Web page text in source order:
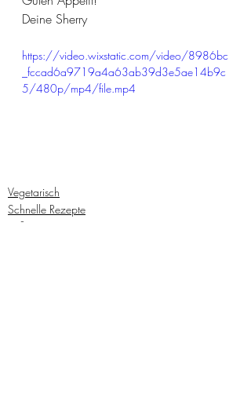
Deine Sherry
https://video.wixstatic.com/video/8986bc
_fccad6a9719a4a63ab39d3e5ae14b9c
5/480p/mp4/file.mp4
Vegetarisch
Schnelle Rezepte
Süßspeisen